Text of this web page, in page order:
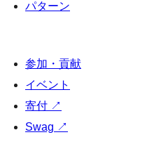
パターン
参加・貢献
イベント
寄付 ↗
Swag ↗